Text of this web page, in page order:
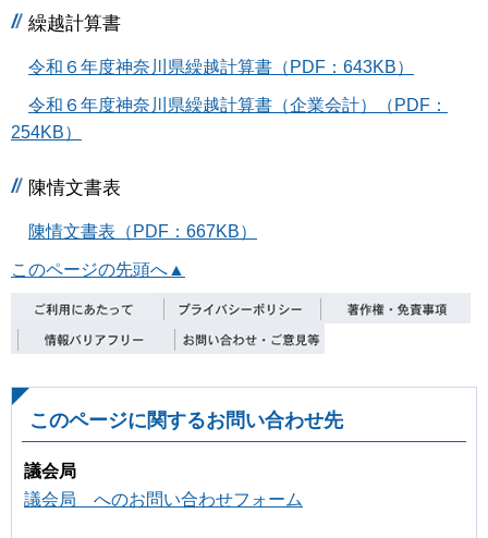
繰越計算書
令和６年度神奈川県繰越計算書（PDF：643KB）
令和６年度神奈川県繰越計算書（企業会計）（PDF：
254KB）
陳情文書表
陳情文書表（PDF：667KB）
このページの先頭へ▲
このページに関するお問い合わせ先
議会局
議会局 へのお問い合わせフォーム